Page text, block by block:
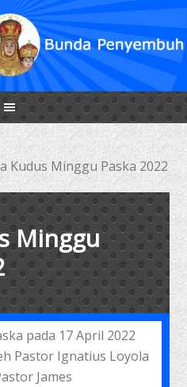
Kudus Minggu Paska 2022
Minggu
pada 17 April 2022
Pastor Ignatius Loyola
James